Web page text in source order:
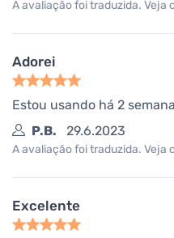
A avaliação foi traduzida. Veja
Adorei
Estou usando há 2
P.B.
29.6.2023
A avaliação foi traduzida. Veja
Excelente